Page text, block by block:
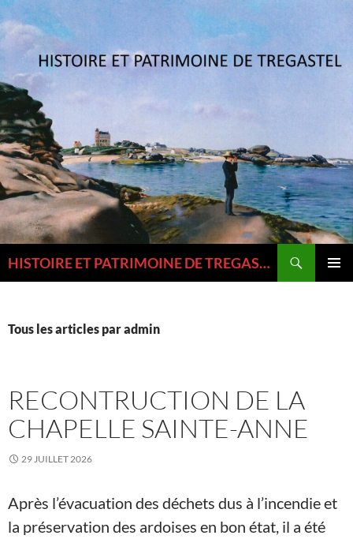
Aller
au
contenu
HISTOIRE ET PATRIMOINE DE TREGASTEL ET DU TREGOR
Tous les articles par admin
RECONTRUCTION DE LA
CHAPELLE SAINTE-ANNE
29 JUILLET 2026
Après l’évacuation des déchets dus à l’incendie et
la préservation des ardoises en bon état, il a été